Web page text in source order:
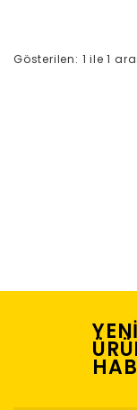
Gösterilen: 1 ile 1